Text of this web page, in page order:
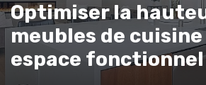
Optimiser la
meubles de
espace fonctionnel